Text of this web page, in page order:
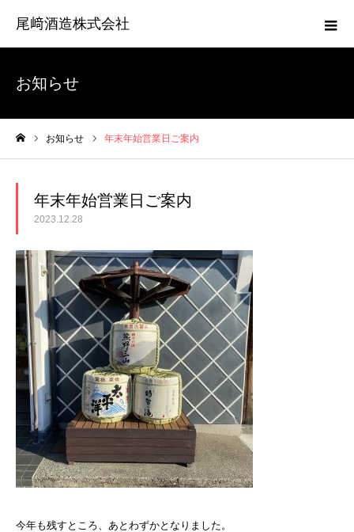
尾﨑酒造株式会社
お知らせ
お知らせ 年末年始営業日ご案内
年末年始営業日ご案内
2023.12.28
今年も残すところ、あとわずかとなりました。